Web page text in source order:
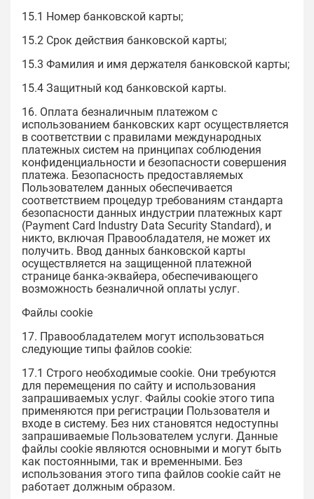
15.1 Номер банковской карты;
15.2 Срок действия банковской карты;
15.3 Фамилия и имя держателя банковской карты;
15.4 Защитный код банковской карты.
16. Оплата безналичным платежом с
использованием банковских карт осуществляется
в соответствии с правилами международных
платежных систем на принципах соблюдения
конфиденциальности и безопасности совершения
платежа. Безопасность предоставляемых
Пользователем данных обеспечивается
соответствием процедур требованиям стандарта
безопасности данных индустрии платежных карт
(Payment Card Industry Data Security Standard), и
никто, включая Правообладателя, не может их
получить. Ввод данных банковской карты
осуществляется на защищенной платежной
странице банка-эквайера, обеспечивающего
возможность безналичной оплаты услуг.
Файлы cookie
17. Правообладателем могут использоваться
следующие типы файлов cookie:
17.1 Строго необходимые cookie. Они требуются
для перемещения по сайту и использования
запрашиваемых услуг. Файлы cookie этого типа
применяются при регистрации Пользователя и
входе в систему. Без них становятся недоступны
запрашиваемые Пользователем услуги. Данные
файлы cookie являются основными и могут быть
как постоянными, так и временными. Без
использования этого типа файлов cookie сайт не
работает должным образом.